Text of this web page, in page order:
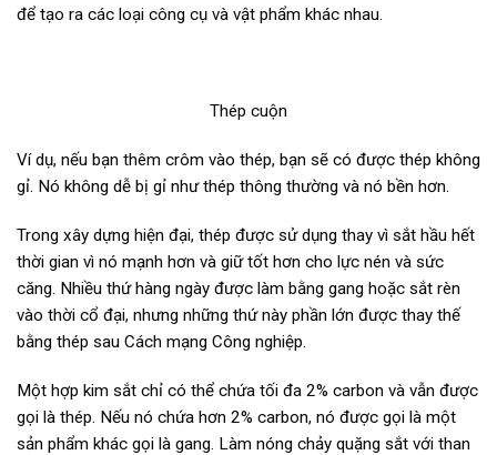
để tạo ra các loại công cụ và vật phẩm khác nhau.
Thép cuộn
Ví dụ, nếu bạn thêm crôm vào thép, bạn sẽ có được thép không
gỉ. Nó không dễ bị gỉ như thép thông thường và nó bền hơn.
Trong xây dựng hiện đại, thép được sử dụng thay vì sắt hầu hết
thời gian vì nó mạnh hơn và giữ tốt hơn cho lực nén và sức
căng. Nhiều thứ hàng ngày được làm bằng gang hoặc sắt rèn
vào thời cổ đại, nhưng những thứ này phần lớn được thay thế
bằng thép sau Cách mạng Công nghiệp.
Một hợp kim sắt chỉ có thể chứa tối đa 2% carbon và vẫn được
gọi là thép. Nếu nó chứa hơn 2% carbon, nó được gọi là một
sản phẩm khác gọi là gang. Làm nóng chảy quặng sắt với than